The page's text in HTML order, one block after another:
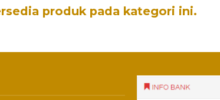
produk pada kategori ini.